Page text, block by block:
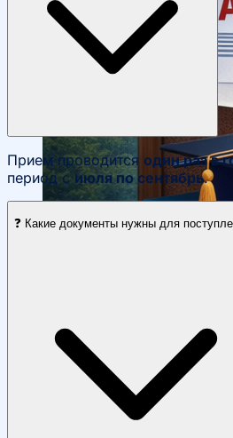
Научные конференции
Студенческое научное
Объявления
Прием проводится один раз в
период с июля по сентябрь.
❓ Какие документы нужны для